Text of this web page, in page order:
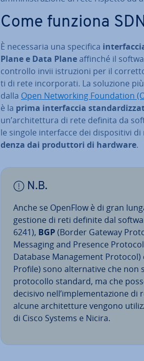
Come funziona
È ne­ces­sa­ria una specifica
Plane e Data Planeaffinché il
controllo invii istru­zio­ni per il
ti di rete in­cor­po­ra­ti. La soluzione
dalla Open Net­wor­king Foun­da­tion
è la prima in­ter­fac­cia
un’ar­chi­tet­tu­ra di rete definita da
le singole in­ter­fac­ce dei di­spo­si­ti­vi
den­za dai pro­dut­to­ri di hardware.
N.B.
Anche se OpenFlow è di gran
gestione di reti definite dal
6241), BGP(Border Gateway
Messaging and Presence
Database Ma­na­ge­ment Protocol)
Profile) sono al­ter­na­ti­ve che
pro­to­col­lo standard, ma che
decisivo nell’im­ple­men­ta­zio­ne di
alcune ar­chi­tet­tu­re vengono
di Cisco Systems e Nicira.